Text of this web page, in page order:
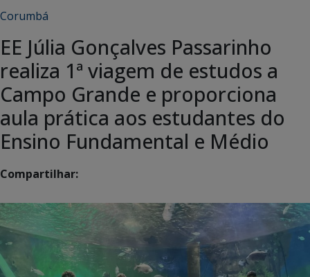
Corumbá
EE Júlia Gonçalves Passarinho
realiza 1ª viagem de estudos a
Campo Grande e proporciona
aula prática aos estudantes do
Ensino Fundamental e Médio
Compartilhar: